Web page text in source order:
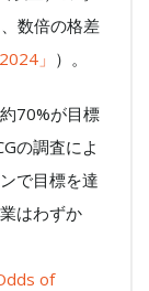
数倍の格差
」 ）。
70%が目標
の調査によ
で目標を達
はわずか
of